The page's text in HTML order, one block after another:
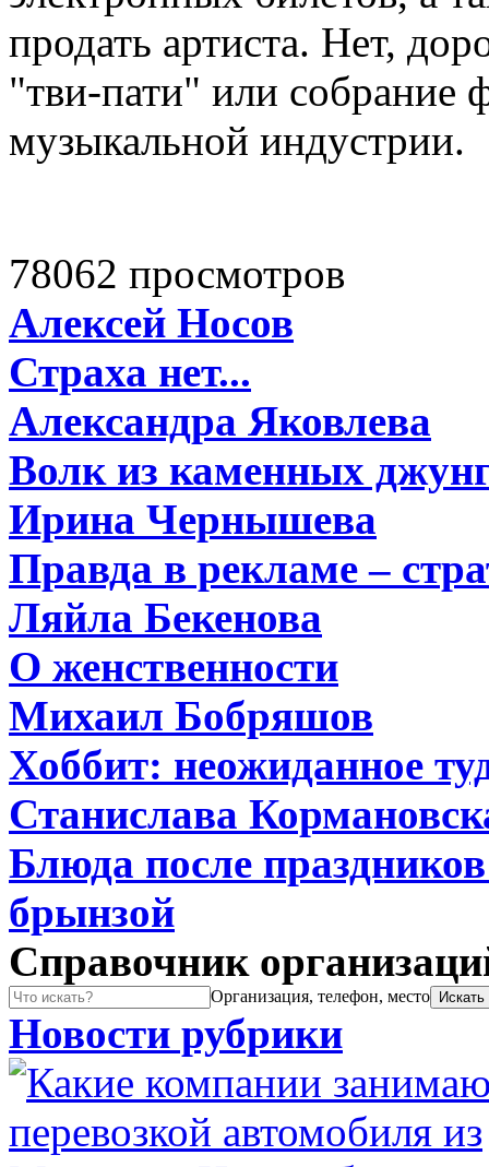
продать артиста. Нет,
"тви-пати" или собрание
музыкальной индустрии.
78062 просмотров
Алексей Носов
Страха нет...
Александра Яковлева
Волк из каменных
Ирина Чернышева
Правда в рекламе –
Ляйла Бекенова
О женственности
Михаил Бобряшов
Хоббит: неожиданное
Станислава
Блюда после
брынзой
Справочник
Организация, телефон, место
Новости рубрики